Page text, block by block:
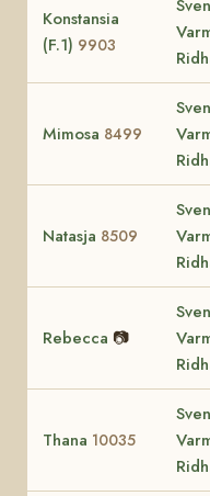
Konstansia
(F.1) 9903
Mimosa 8499
Natasja 8509
Rebecca 📷
Thana 10035